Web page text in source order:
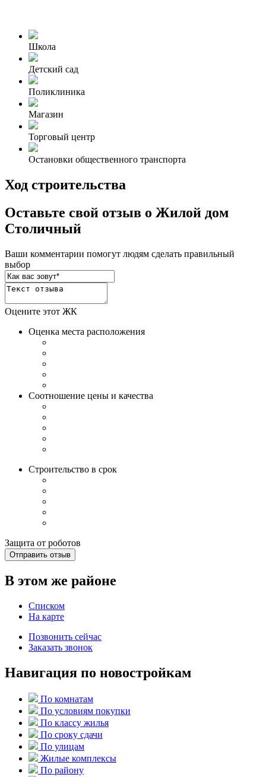
Школа
Детский сад
Поликлиника
Магазин
Торговый центр
Остановки общественного транспорта
Ход строительства
Оставьте свой отзыв о Жилой дом
Столичный
Ваши комментарии помогут людям сделать правильный
выбор
Оцените этот ЖК
Оценка места расположения
Соотношение цены и качества
Строительство в срок
Защита от роботов
Отправить отзыв
В этом же районе
Списком
На карте
Позвонить сейчас
Заказать звонок
Навигация по новостройкам
По комнатам
По условиям покупки
По классу жилья
По сроку сдачи
По улицам
Жилые комплексы
По району